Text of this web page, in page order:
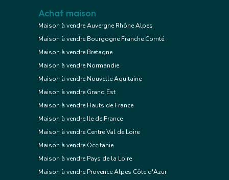
Achat maison
Maison à vendre Auvergne Rhône Alpes
Maison à vendre Bourgogne Franche Comté
Maison à vendre Bretagne
Maison à vendre Normandie
Maison à vendre Nouvelle Aquitaine
Maison à vendre Grand Est
Maison à vendre Hauts de France
Maison à vendre Ile de France
Maison à vendre Centre Val de Loire
Maison à vendre Occitanie
Maison à vendre Pays de la Loire
Maison à vendre Provence Alpes Côte d'Azur